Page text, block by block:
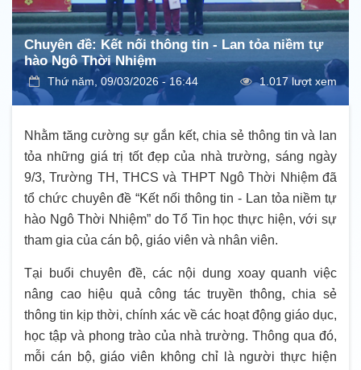
Chuyên đề: Kết nối thông tin - Lan tỏa niềm tự
hào Ngô Thời Nhiệm
Thứ năm, 09/03/2026 - 16:44 1.017 lượt xem
Nhằm tăng cường sự gắn kết, chia sẻ thông tin và lan
tỏa những giá trị tốt đẹp của nhà trường, sáng ngày
9/3, Trường TH, THCS và THPT Ngô Thời Nhiệm đã
tổ chức chuyên đề “Kết nối thông tin - Lan tỏa niềm tự
hào Ngô Thời Nhiệm” do Tổ Tin học thực hiện, với sự
tham gia của cán bộ, giáo viên và nhân viên.
Tại buổi chuyên đề, các nội dung xoay quanh việc
nâng cao hiệu quả công tác truyền thông, chia sẻ
thông tin kịp thời, chính xác về các hoạt động giáo dục,
học tập và phong trào của nhà trường. Thông qua đó,
mỗi cán bộ, giáo viên không chỉ là người thực hiện